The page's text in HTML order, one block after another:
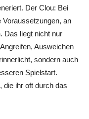
Der Clou: Bei
an
Das liegt nicht nur
Ausweichen
sondern auch
Spielstart.
die ihr oft durch das